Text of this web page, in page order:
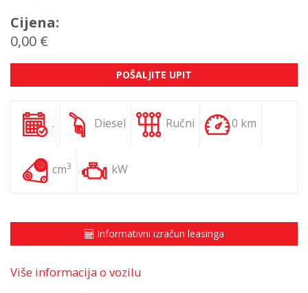
Cijena:
0,00 €
POŠALJITE UPIT
. Diesel Ručni 0 km
cm3 kW
Informativni izračun leasinga
Više informacija o vozilu